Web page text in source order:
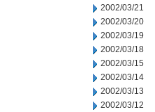
2002/03/21
2002/03/20
2002/03/19
2002/03/18
2002/03/15
2002/03/14
2002/03/13
2002/03/12